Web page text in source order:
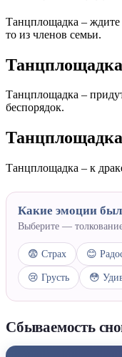
Танцплощадка –
то из членов семьи.
Танцплощадка –
беспорядок.
Танцплощадка – к
Какие эмоции
Выберите —
😨 Страх 😊
😢 Грусть 😳
Сбываемость